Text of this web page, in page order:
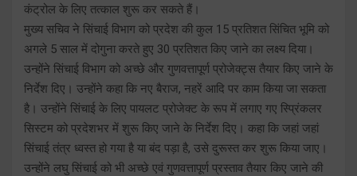
कंट्रोल के लिए तत्काल शुरू कर सकते हैं।
मुख्य सचिव ने सिंचाई विभाग को प्रदेश की कुल 15 प्रतिशत सिंचित भूमि को
अगले 5 साल में दोगुना करते हुए 30 प्रतिशत किए जाने का लक्ष्य दिया।
उन्होंने सिंचाई विभाग को अच्छे और गुणवत्तापूर्ण प्रोजेक्ट्स तैयार किए जाने के
निर्देश दिए। उन्होंने कहा कि नए बैराज, नहरें आदि पर काम किया जा सकता
है। उन्होंने सिंचाई के लिए पायलट प्रोजेक्ट के रूप में लगाए गए स्प्रिंकलर
सिस्टम को प्रदेशभर में शुरू किए जाने के निर्देश दिए। कहा कि जहां जहां
सिंचाई तंत्र ध्वस्त हो गया है या बंद पड़ा है, उसे दुरूस्त कर शुरू किया जाए।
उन्होंने लघु सिंचाई को भी अच्छे एवं गुणवत्तापूर्ण प्रस्ताव तैयार किए जाने की